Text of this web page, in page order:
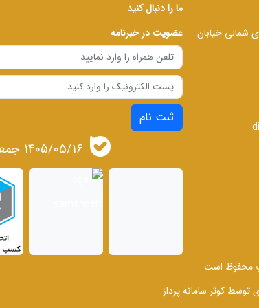
شمالی خیابان
ما را دنبال کنید
عضویت در خبرنامه
ثبت نام
1405/05/16 جمعه
محفوظ است
توسط کوثر سامانه پرداز